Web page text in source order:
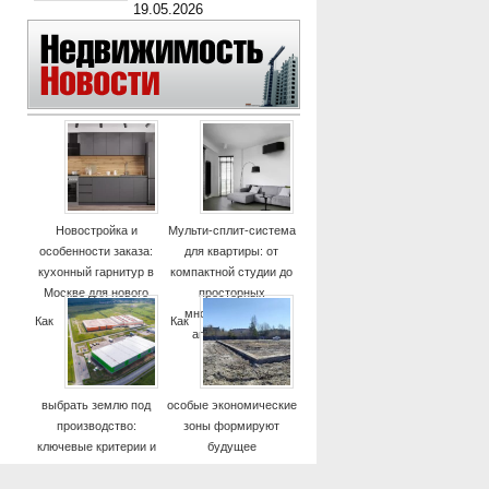
19.05.2026
Новостройка и
особенности заказа:
кухонный гарнитур в
Москве для нового
дома
Мульти-сплит-система
для квартиры: от
компактной студии до
просторных
многокомнатных
апартаментов
Как
выбрать землю под
производство:
ключевые критерии и
Как
особые экономические
зоны формируют
будущее